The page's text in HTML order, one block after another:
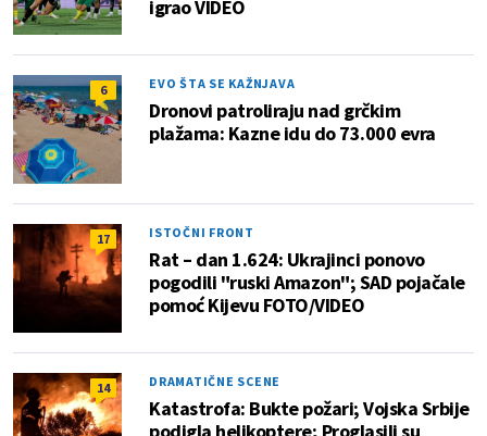
igrao VIDEO
6 EVO ŠTA SE KAŽNJAVA
Dronovi patroliraju nad grčkim
plažama: Kazne idu do 73.000 evra
17 ISTOČNI FRONT
Rat – dan 1.624: Ukrajinci ponovo
pogodili "ruski Amazon"; SAD pojačale
pomoć Kijevu FOTO/VIDEO
14 DRAMATIČNE SCENE
Katastrofa: Bukte požari; Vojska Srbije